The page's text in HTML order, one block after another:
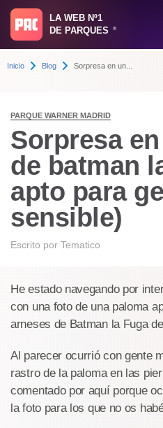
LA WEB Nº1
DE PARQUES
®
Inicio Blog Sorpresa en un...
PARQUE WARNER MADRID
Sorpresa
de batman
apto para
sensible)
Escrito por Tematico
He estado navegando por
con una foto de una paloma
arneses de Batman la Fuga
Al parecer ocurrió con gente
rastro de la paloma en las
comentado por aquí porque
la foto para los que no os